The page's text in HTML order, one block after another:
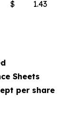
$ 1.43
Sheets
per share